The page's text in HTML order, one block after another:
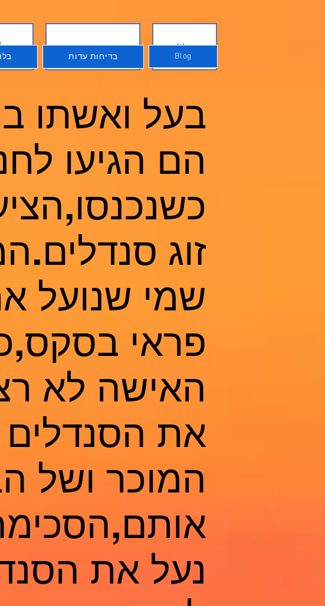
בדיחות עדות Blog
בעל ואשתו
הם הגיעו
זוג
שמי שנועל
פראי
האישה לא
את
המוכר ושל
נעל את
בדיחות עדות Blog